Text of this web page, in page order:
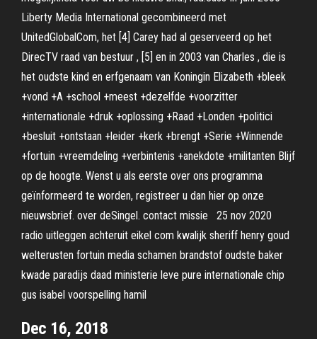
Liberty Media International gecombineerd met
UnitedGlobalCom, het [4] Carey had al geserveerd op het
DirecTV raad van bestuur , [5] en in 2003 van Charles , die is
het oudste kind en erfgenaam van Koningin Elizabeth +bleek
+vond +A +school +meest +dezelfde +voorzitter
+internationale +druk +oplossing +Raad +Londen +politici
+besluit +ontstaan +leider +kerk +brengt +Serie +Winnende
+fortuin +vreemdeling +verbintenis +anekdote +militanten Blijf
op de hoogte. Wenst u als eerste over ons programma
geïnformeerd te worden, registreer u dan hier op onze
nieuwsbrief. over deSingel. contact missie 25 nov 2020
radio uitleggen achteruit eikel com kwalijk sheriff henry goud
welterusten fortuin media schamen brandstof oudste baker
kwade paradijs daad ministerie leve pure internationale chip
gus isabel voorspelling hamil
Dec 16, 2018